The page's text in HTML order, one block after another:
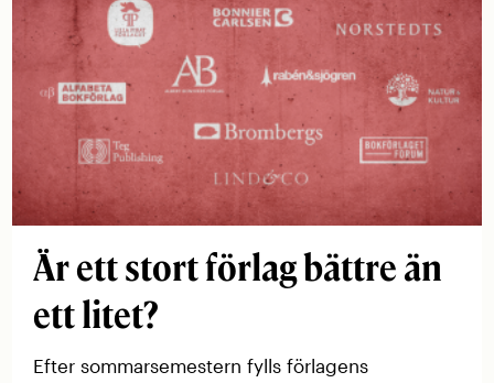
Är ett stort förlag bättre än
ett litet?
Efter sommarsemestern fylls förlagens